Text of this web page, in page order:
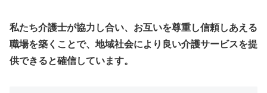
私たち介護士が協力し合い、お互いを尊重し信頼しあえる
職場を築くことで、地域社会により良い介護サービスを提
供できると確信しています。